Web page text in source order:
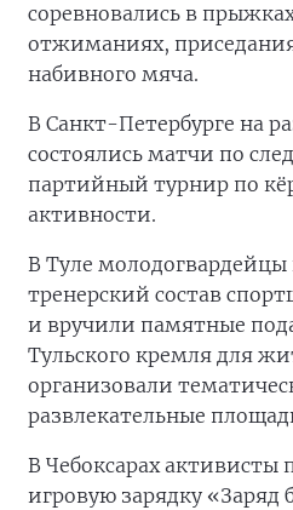
соревновались в
отжиманиях,
набивного мяча.
В Санкт-Петербурге на
состоялись матчи по
партийный турнир по
активности.
В Туле молодогвардейцы
тренерский состав
и вручили памятные
Тульского кремля для
организовали
развлекательные
В Чебоксарах активисты
игровую зарядку «Заряд